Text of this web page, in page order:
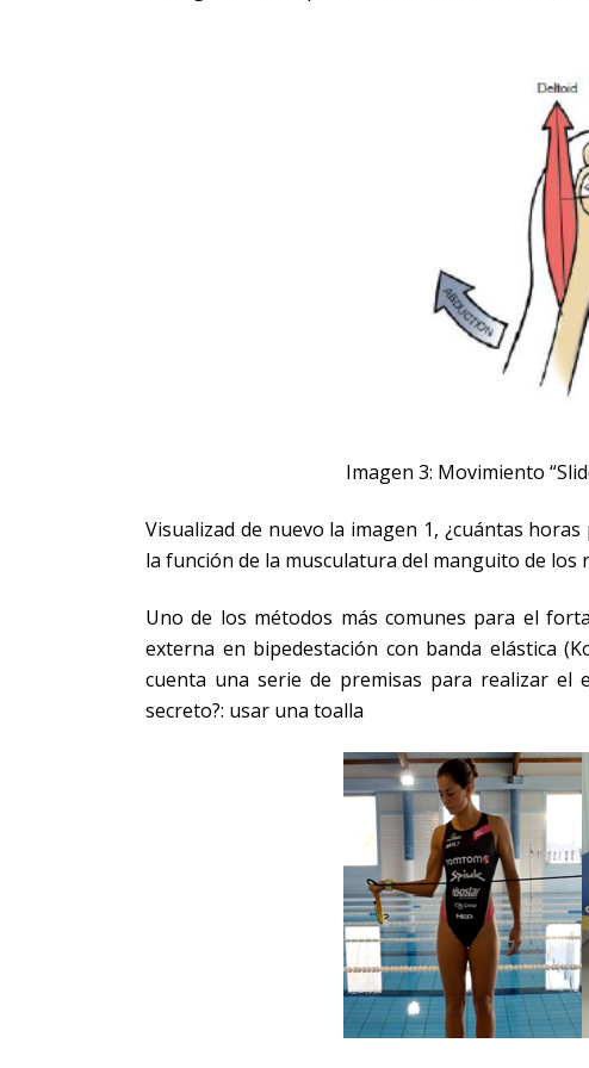
Imagen 3: Movimiento
Visualizad de nuevo la imagen 1, ¿cuántas
la función de la musculatura del manguito de los
Uno de los métodos más comunes para el
externa en bipedestación con banda elástica
cuenta una serie de premisas para realizar el
secreto?: usar una toalla